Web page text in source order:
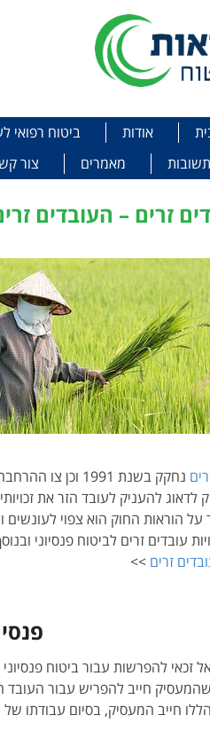
אודות ביטוח רפואי
מאמרים צור
זרים – העובדים
נחקק בשנת 1991 וכן צו ההרחבה לביטוח פנסיוני בשנת 2008. מגינים על זכויותיהם של העובדים הזרים בישראל.
להעניק לעובד הזר את
הוראות החוק הוא צפוי לעונשים
עובדים זרים לביטוח פנסיוני
זרים >>
זכאי להפרשות עבור ביטוח
חייב להפריש עבור העובד
חייב המעסיק, בסיום עבודתו של